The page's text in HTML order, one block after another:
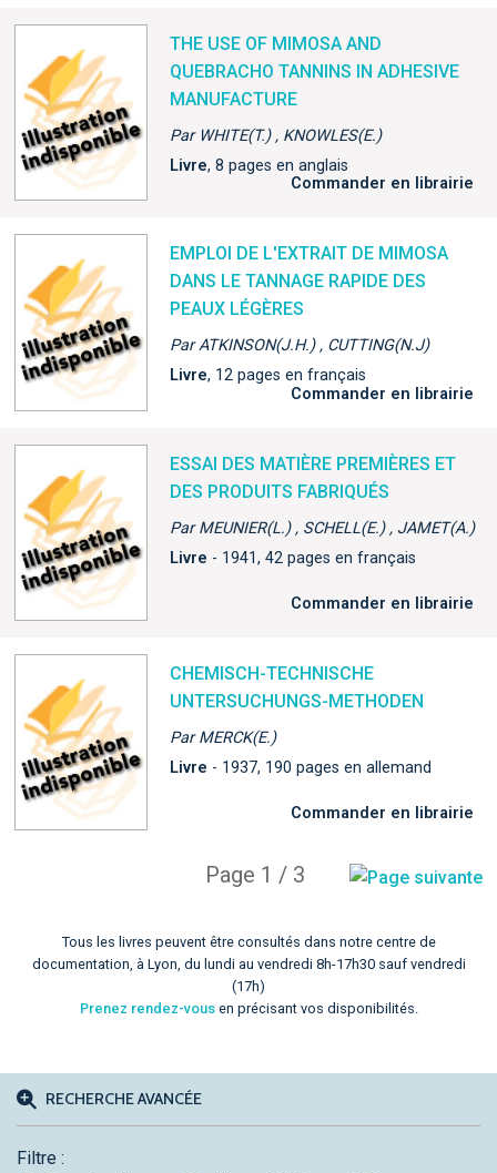
THE USE OF MIMOSA AND
QUEBRACHO TANNINS IN ADHESIVE
MANUFACTURE
Par WHITE(T.) , KNOWLES(E.)
Livre, 8 pages en anglais
Commander en librairie
EMPLOI DE L'EXTRAIT DE MIMOSA
DANS LE TANNAGE RAPIDE DES
PEAUX LÉGÈRES
Par ATKINSON(J.H.) , CUTTING(N.J)
Livre, 12 pages en français
Commander en librairie
ESSAI DES MATIÈRE PREMIÈRES ET
DES PRODUITS FABRIQUÉS
Par MEUNIER(L.) , SCHELL(E.) , JAMET(A.)
Livre - 1941, 42 pages en français
Commander en librairie
CHEMISCH-TECHNISCHE
UNTERSUCHUNGS-METHODEN
Par MERCK(E.)
Livre - 1937, 190 pages en allemand
Commander en librairie
Page 1 / 3
Tous les livres peuvent être consultés dans notre centre de
documentation, à Lyon, du lundi au vendredi 8h-17h30 sauf vendredi
(17h)
Prenez rendez-vousen précisant vos disponibilités.
RECHERCHE AVANCÉE
Filtre :